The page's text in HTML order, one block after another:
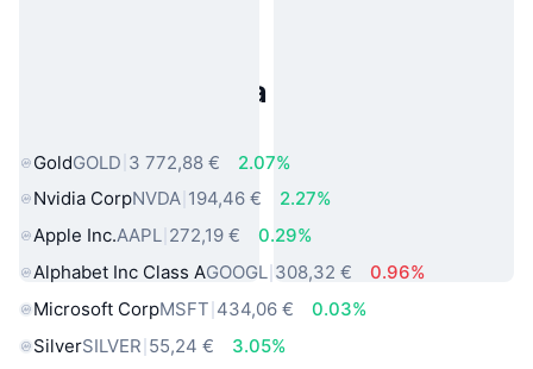
Populárne aktíva z reálneho
GoldGOLD 3 772,88 €
2.07%
Nvidia CorpNVDA 194,46 €
2.27%
Apple Inc.AAPL 272,19 €
0.29%
Alphabet Inc Class AGOOGL 308,32 €
0.96%
Microsoft CorpMSFT 434,06 €
0.03%
SilverSILVER 55,24 €
3.05%